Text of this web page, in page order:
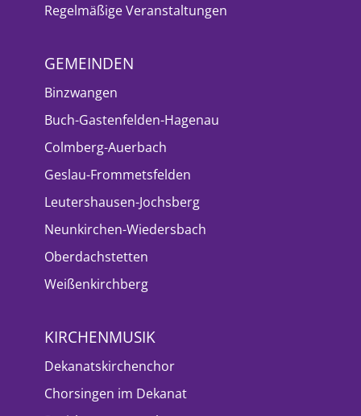
Regelmäßige Veranstaltungen
GEMEINDEN
Binzwangen
Buch-Gastenfelden-Hagenau
Colmberg-Auerbach
Geslau-Frommetsfelden
Leutershausen-Jochsberg
Neunkirchen-Wiedersbach
Oberdachstetten
Weißenkirchberg
KIRCHENMUSIK
Dekanatskirchenchor
Chorsingen im Dekanat